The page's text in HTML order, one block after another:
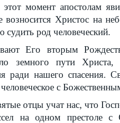
момент апостолам
возносится Христос на
судить род человеческий.
Его вторым
земного пути
ради нашего спасения.
с
отцы учат нас, что
на одном престоле